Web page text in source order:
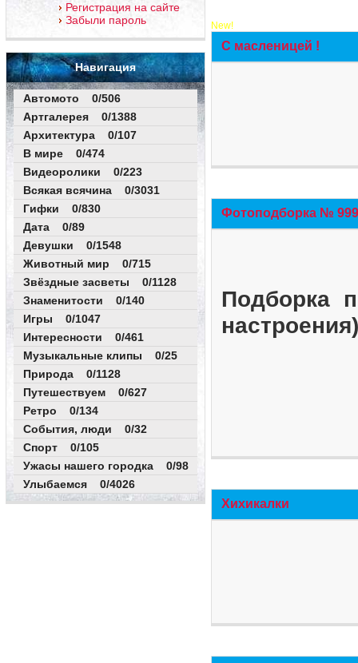
Регистрация на сайте
Забыли пароль
Навигация
Автомото 0/506
Артгалерея 0/1388
Архитектура 0/107
В мире 0/474
Видеоролики 0/223
Всякая всячина 0/3031
Гифки 0/830
Дата 0/89
Девушки 0/1548
Животный мир 0/715
Звёздные засветы 0/1128
Знаменитости 0/140
Игры 0/1047
Интересности 0/461
Музыкальные клипы 0/25
Природа 0/1128
Путешествуем 0/627
Ретро 0/134
События, люди 0/32
Спорт 0/105
Ужасы нашего городка 0/98
Улыбаемся 0/4026
New!
С масленицей !
Фотоподборка №
Подборка
Хихикалки